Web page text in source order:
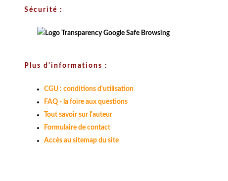
Sécurité :
Plus d'informations :
CGU : conditions d'utilisation
FAQ - la foire aux questions
Tout savoir sur l'auteur
Formulaire de contact
Accès au sitemap du site